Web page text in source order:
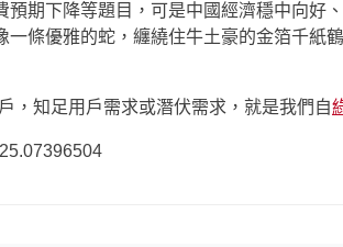
預期下降等題目，可是中國經濟穩中向
一條優雅的蛇，纏繞住牛土豪的金箔千
，知足用戶需求或潛伏需求，就是我們自